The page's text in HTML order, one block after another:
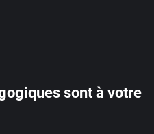
sont à votre